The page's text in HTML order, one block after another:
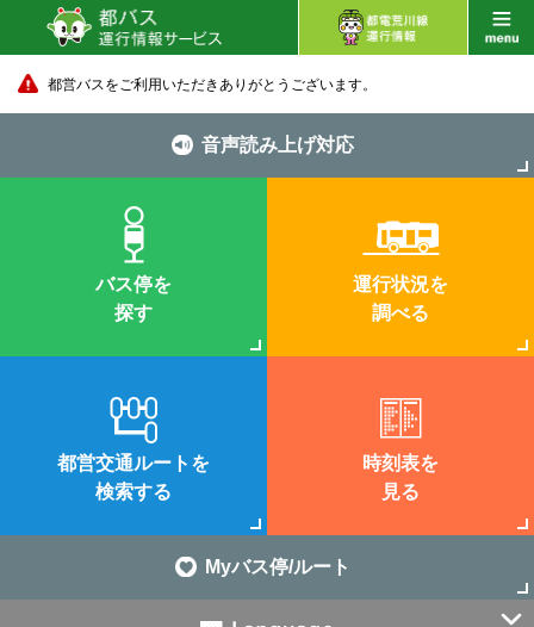
都営バスをご利用いただきありがとうございます。
音声読み上げ対応
バス停を
探す
運行状況を
調べる
都営交通ルートを
検索する
時刻表を
見る
Myバス停/ルート